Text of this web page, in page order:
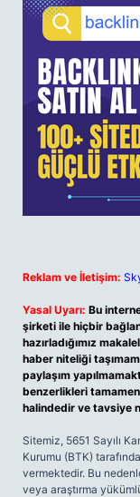
Reklam ve İletişim:
Yasal Uyarı: Bu
şirketi ile hiçbir
hazırladığımız
haber niteliği
paylaşım
benzerlikleri
halindedir ve tavsiye
Sitemiz, 5651 Sayılı
Kurumu (BTK)
vermektedir. Bu
veya araştırma